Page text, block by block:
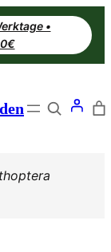
•
Search